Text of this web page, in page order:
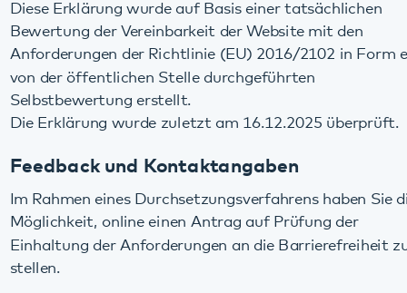
stellen.
Falls Sie bei der Verwendung der Website auf Barrieren
stoßen oder weitere Anregungen oder Fragen zur
Umsetzung der Barrierefreiheit haben, können Sie sich an
die Unternehmenskommunikation des Pfalzklinikums
Pfalzklinikum AdöR
Weinstraße 100
76889 Klingenmünster
E-Mail: kommunikation@pfalzklinikum.de
Rückmeldung können Sie uns auch über das